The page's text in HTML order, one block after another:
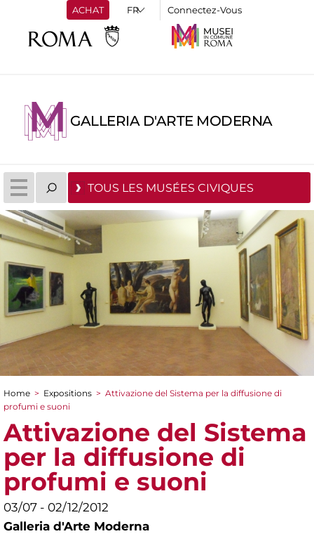
ACHAT Connectez-Vous
GALLERIA D'ARTE MODERNA
TOUS LES MUSÉES CIVIQUES
You are here
Home > Expositions > Attivazione del Sistema per la diffusione di
profumi e suoni
Attivazione del Sistema
per la diffusione di
profumi e suoni
03/07 - 02/12/2012
Galleria d'Arte Moderna